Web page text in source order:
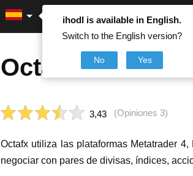
ihodl is available in English.
Switch to the English version?
No Yes
Artículos Noticias
Octafx
3,43 (Opiniones 3)
Octafx utiliza las plataformas Metatrader
negociar con pares de divisas, índices,